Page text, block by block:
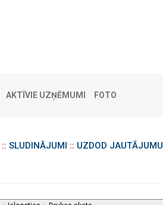
AKTĪVIE UZŅĒMUMI FOTO
SLUDINĀJUMI :: UZDOD JAUTĀJUMU